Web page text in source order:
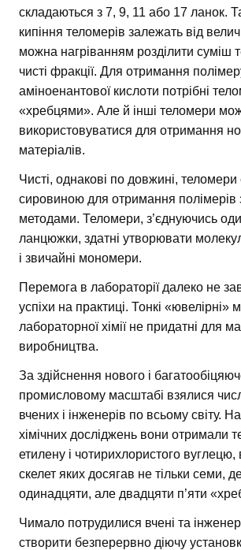
складаються з 7, 9, 11 або 17 ланок.
кипіння теломерів залежать від
можна нагріванням розділити суміш
чисті фракції. Для отримання
аміноенантової кислоти потрібні
«хребцями». Але й інші теломери
використовуватися для отримання
матеріалів.
Чисті, однакові по довжині,
сировиною для отримання полімерів
методами. Теломери, з’єднуючись
ланцюжки, здатні утворювати
і звичайні мономери.
Перемога в лабораторії далеко не
успіхи на практиці. Тонкі «ювелірні»
лабораторної хімії не придатні для
виробництва.
За здійснення нового і
промисловому масштабі взялися
вчених і інженерів по всьому світу.
хімічних досліджень вони отримали
етилену і чотирихлористого вуглецю,
скелет яких досягав не тільки семи,
одинадцяти, але двадцяти п’яти
Чимало потрудилися вчені та
створити безперервно діючу